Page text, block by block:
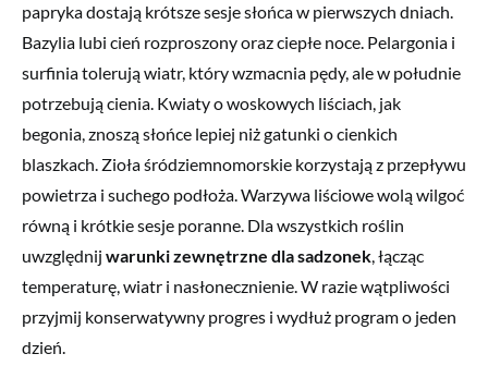
papryka dostają krótsze sesje słońca w pierwszych dniach.
Bazylia lubi cień rozproszony oraz ciepłe noce. Pelargonia i
surfinia tolerują wiatr, który wzmacnia pędy, ale w południe
potrzebują cienia. Kwiaty o woskowych liściach, jak
begonia, znoszą słońce lepiej niż gatunki o cienkich
blaszkach. Zioła śródziemnomorskie korzystają z przepływu
powietrza i suchego podłoża. Warzywa liściowe wolą wilgoć
równą i krótkie sesje poranne. Dla wszystkich roślin
uwzględnij warunki zewnętrzne dla sadzonek, łącząc
temperaturę, wiatr i nasłonecznienie. W razie wątpliwości
przyjmij konserwatywny progres i wydłuż program o jeden
dzień.